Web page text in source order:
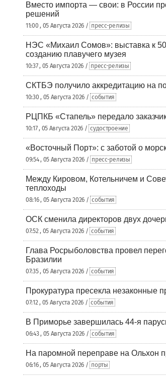
Вместо импорта — свои: в России
решений
11:00 , 05 Августа 2026 / пресс-релизы
НЭС «Михаил Сомов»: выставка к
созданию плавучего музея
10:37 , 05 Августа 2026 / пресс-релизы
СКТБЭ получило аккредитацию на
10:30 , 05 Августа 2026 / события
РЦПКБ «Стапель» передало
10:17 , 05 Августа 2026 / судостроение
«Восточный Порт»: с заботой о
09:54 , 05 Августа 2026 / пресс-релизы
Между Кировом, Котельничем и
теплоходы
08:16 , 05 Августа 2026 / события
ОСК сменила директоров двух
07:52 , 05 Августа 2026 / события
Глава Росрыболовства провел
Бразилии
07:35 , 05 Августа 2026 / события
Прокуратура пресекла незаконные
07:12 , 05 Августа 2026 / события
В Приморье завершилась 44-я
06:43 , 05 Августа 2026 / события
На паромной переправе на Ольхон
06:16 , 05 Августа 2026 / порты